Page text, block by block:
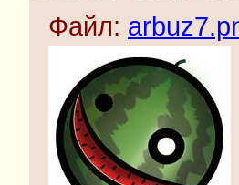
Файл: